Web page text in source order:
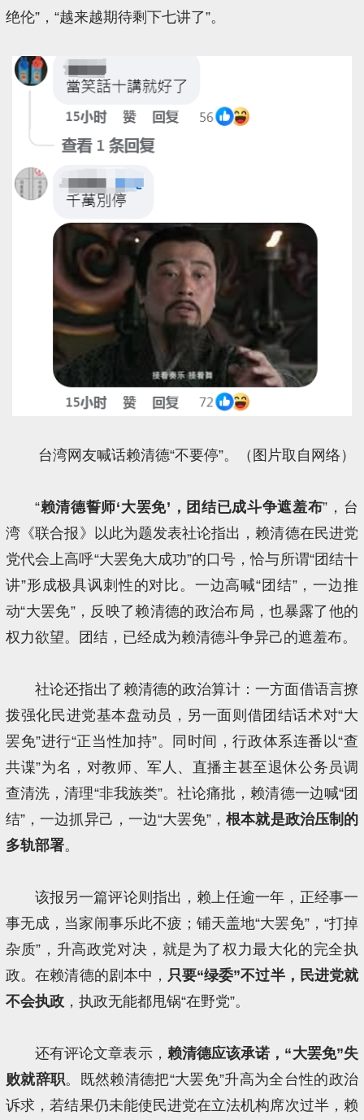
绝伦”，“越来越期待剩下七讲了”。
台湾网友喊话赖清德“不要停”。（图片取自网络）
“赖清德誓师‘大罢免’，团结已成斗争遮羞布”，台
湾《联合报》以此为题发表社论指出，赖清德在民进党
党代会上高呼“大罢免大成功”的口号，恰与所谓“团结十
讲”形成极具讽刺性的对比。一边高喊“团结”，一边推
动“大罢免”，反映了赖清德的政治布局，也暴露了他的
权力欲望。团结，已经成为赖清德斗争异己的遮羞布。
社论还指出了赖清德的政治算计：一方面借语言撩
拨强化民进党基本盘动员，另一面则借团结话术对“大
罢免”进行“正当性加持”。同时间，行政体系连番以“查
共谍”为名，对教师、军人、直播主甚至退休公务员调
查清洗，清理“非我族类”。社论痛批，赖清德一边喊“团
结”，一边抓异己，一边“大罢免”，根本就是政治压制的
多轨部署。
该报另一篇评论则指出，赖上任逾一年，正经事一
事无成，当家闹事乐此不疲；铺天盖地“大罢免”，“打掉
杂质”，升高政党对决，就是为了权力最大化的完全执
政。在赖清德的剧本中， 只要“绿委”不过半，民进党就
不会执政 ，执政无能都甩锅“在野党”。
还有评论文章表示， 赖清德应该承诺，“大罢免”失
败就辞职。既然赖清德把“大罢免”升高为全台性的政治
诉求，若结果仍未能使民进党在立法机构席次过半，赖